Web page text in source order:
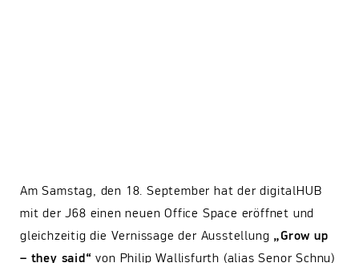
Am Samstag, den 18. September hat der digitalHUB
mit der J68 einen neuen Office Space eröffnet und
gleichzeitig die Vernissage der Ausstellung „Grow up
– they said“ von Philip Wallisfurth (alias Senor Schnu)